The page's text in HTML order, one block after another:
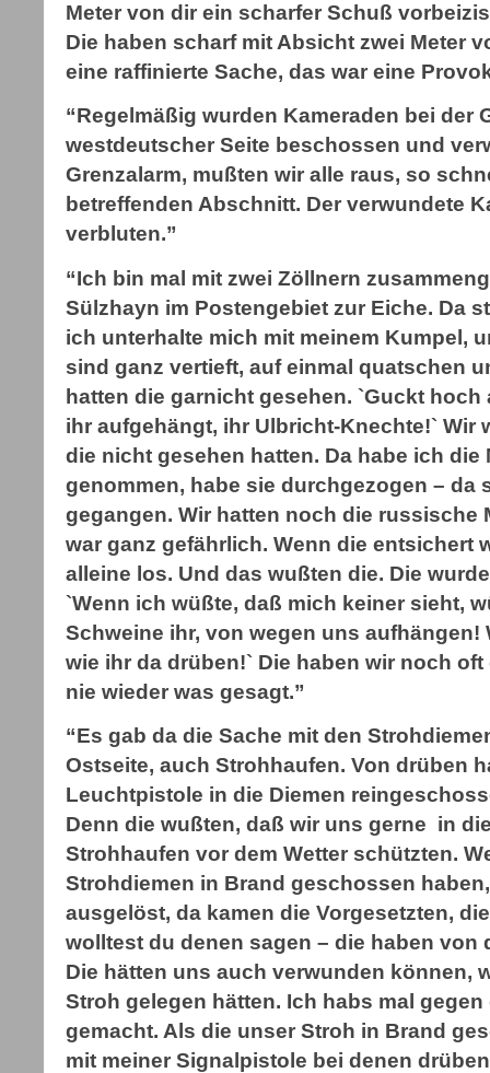
Meter von dir ein scharfer Schuß
Die haben scharf mit Absicht zwei Meter
eine raffinierte Sache, das war eine
“Regelmäßig wurden Kameraden bei der
westdeutscher Seite beschossen und
Grenzalarm, mußten wir alle raus, so
betreffenden Abschnitt. Der verwundete
verbluten.”
“Ich bin mal mit zwei Zöllnern
Sülzhayn im Postengebiet zur Eiche. Da
ich unterhalte mich mit meinem Kumpel,
sind ganz vertieft, auf einmal quatschen
hatten die garnicht gesehen. `Guckt hoch
ihr aufgehängt, ihr Ulbricht-Knechte!` Wir
die nicht gesehen hatten. Da habe ich
genommen, habe sie durchgezogen – da
gegangen. Wir hatten noch die russische
war ganz gefährlich. Wenn die entsichert
alleine los. Und das wußten die. Die
`Wenn ich wüßte, daß mich keiner sieht,
Schweine ihr, von wegen uns aufhängen!
wie ihr da drüben!` Die haben wir noch
nie wieder was gesagt.”
“Es gab da die Sache mit den
Ostseite, auch Strohhaufen. Von drüben
Leuchtpistole in die Diemen
Denn die wußten, daß wir uns gerne in
Strohhaufen vor dem Wetter schützten.
Strohdiemen in Brand geschossen
ausgelöst, da kamen die Vorgesetzten,
wolltest du denen sagen – die haben von
Die hätten uns auch verwunden können,
Stroh gelegen hätten. Ich habs mal
gemacht. Als die unser Stroh in Brand
mit meiner Signalpistole bei denen